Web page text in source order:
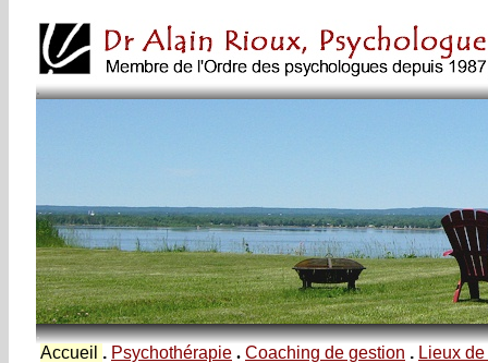
.
.
Accueil . Psychothérapie . Coaching de gestion . Lieux